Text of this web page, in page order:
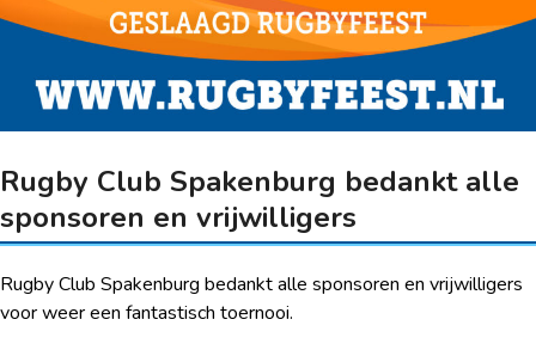
Rugby Club Spakenburg bedankt alle
sponsoren en vrijwilligers
Rugby Club Spakenburg bedankt alle sponsoren en vrijwilligers
voor weer een fantastisch toernooi.